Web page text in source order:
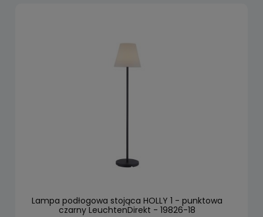
Lampa podłogowa stojąca HOLLY 1 - punktowa
czarny LeuchtenDirekt - 19826-18